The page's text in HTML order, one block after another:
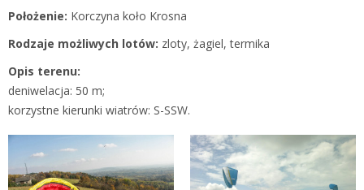
Położenie: Korczyna koło Krosna
Rodzaje możliwych lotów: zloty, żagiel, termika
Opis terenu:
deniwelacja: 50 m;
korzystne kierunki wiatrów: S-SSW.